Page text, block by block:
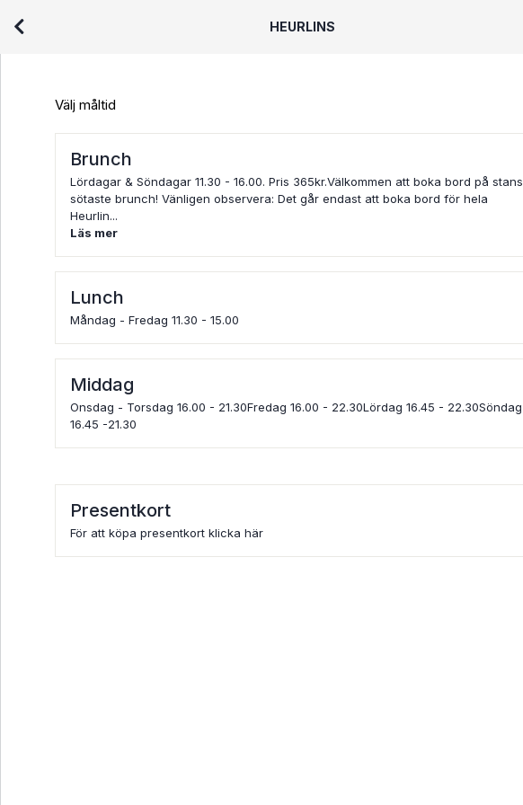
HEURLINS
Välj måltid
Brunch
Lördagar & Söndagar 11.30 - 16.00. Pris 365kr.Välkommen att boka bord på stans
sötaste brunch! Vänligen observera: Det går endast att boka bord för hela
Heurlin...
Läs mer
Lunch
Måndag - Fredag 11.30 - 15.00
Middag
Onsdag - Torsdag 16.00 - 21.30Fredag 16.00 - 22.30Lördag 16.45 - 22.30Söndag
16.45 -21.30
Presentkort
För att köpa presentkort klicka här